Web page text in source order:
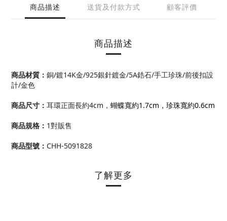
商品描述 送貨及付款方式 顧客評價
商品描述
商品材質 ： 銅/鍍14K金/925銀針鍍金/5A鋯石/手工珍珠/前後扣設
計/金色
商品尺寸 ： 耳環正面長約4cm， 蝴蝶寬約1.7cm，珍珠寬約0.6cm
商品規格： 1對販售
商品型號 ： CHH-5091828
了解更多